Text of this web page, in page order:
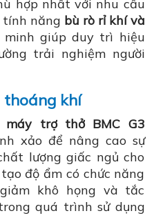
hợp nhất với nhu cầu
tính năng bù rò rỉ khí và
minh giúp duy trì hiệu
trải nghiệm người
thoáng khí
máy trợ thở BMC G3
xảo để nâng cao sự
lượng giấc ngủ cho
độ ẩm có chức năng
khô họng và tắc
quá trình sử dụng